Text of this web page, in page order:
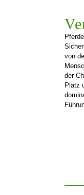
von
der
Platz